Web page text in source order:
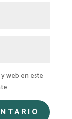
web en este